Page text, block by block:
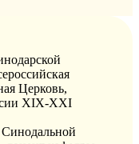
Церковь,
XIX-XXI